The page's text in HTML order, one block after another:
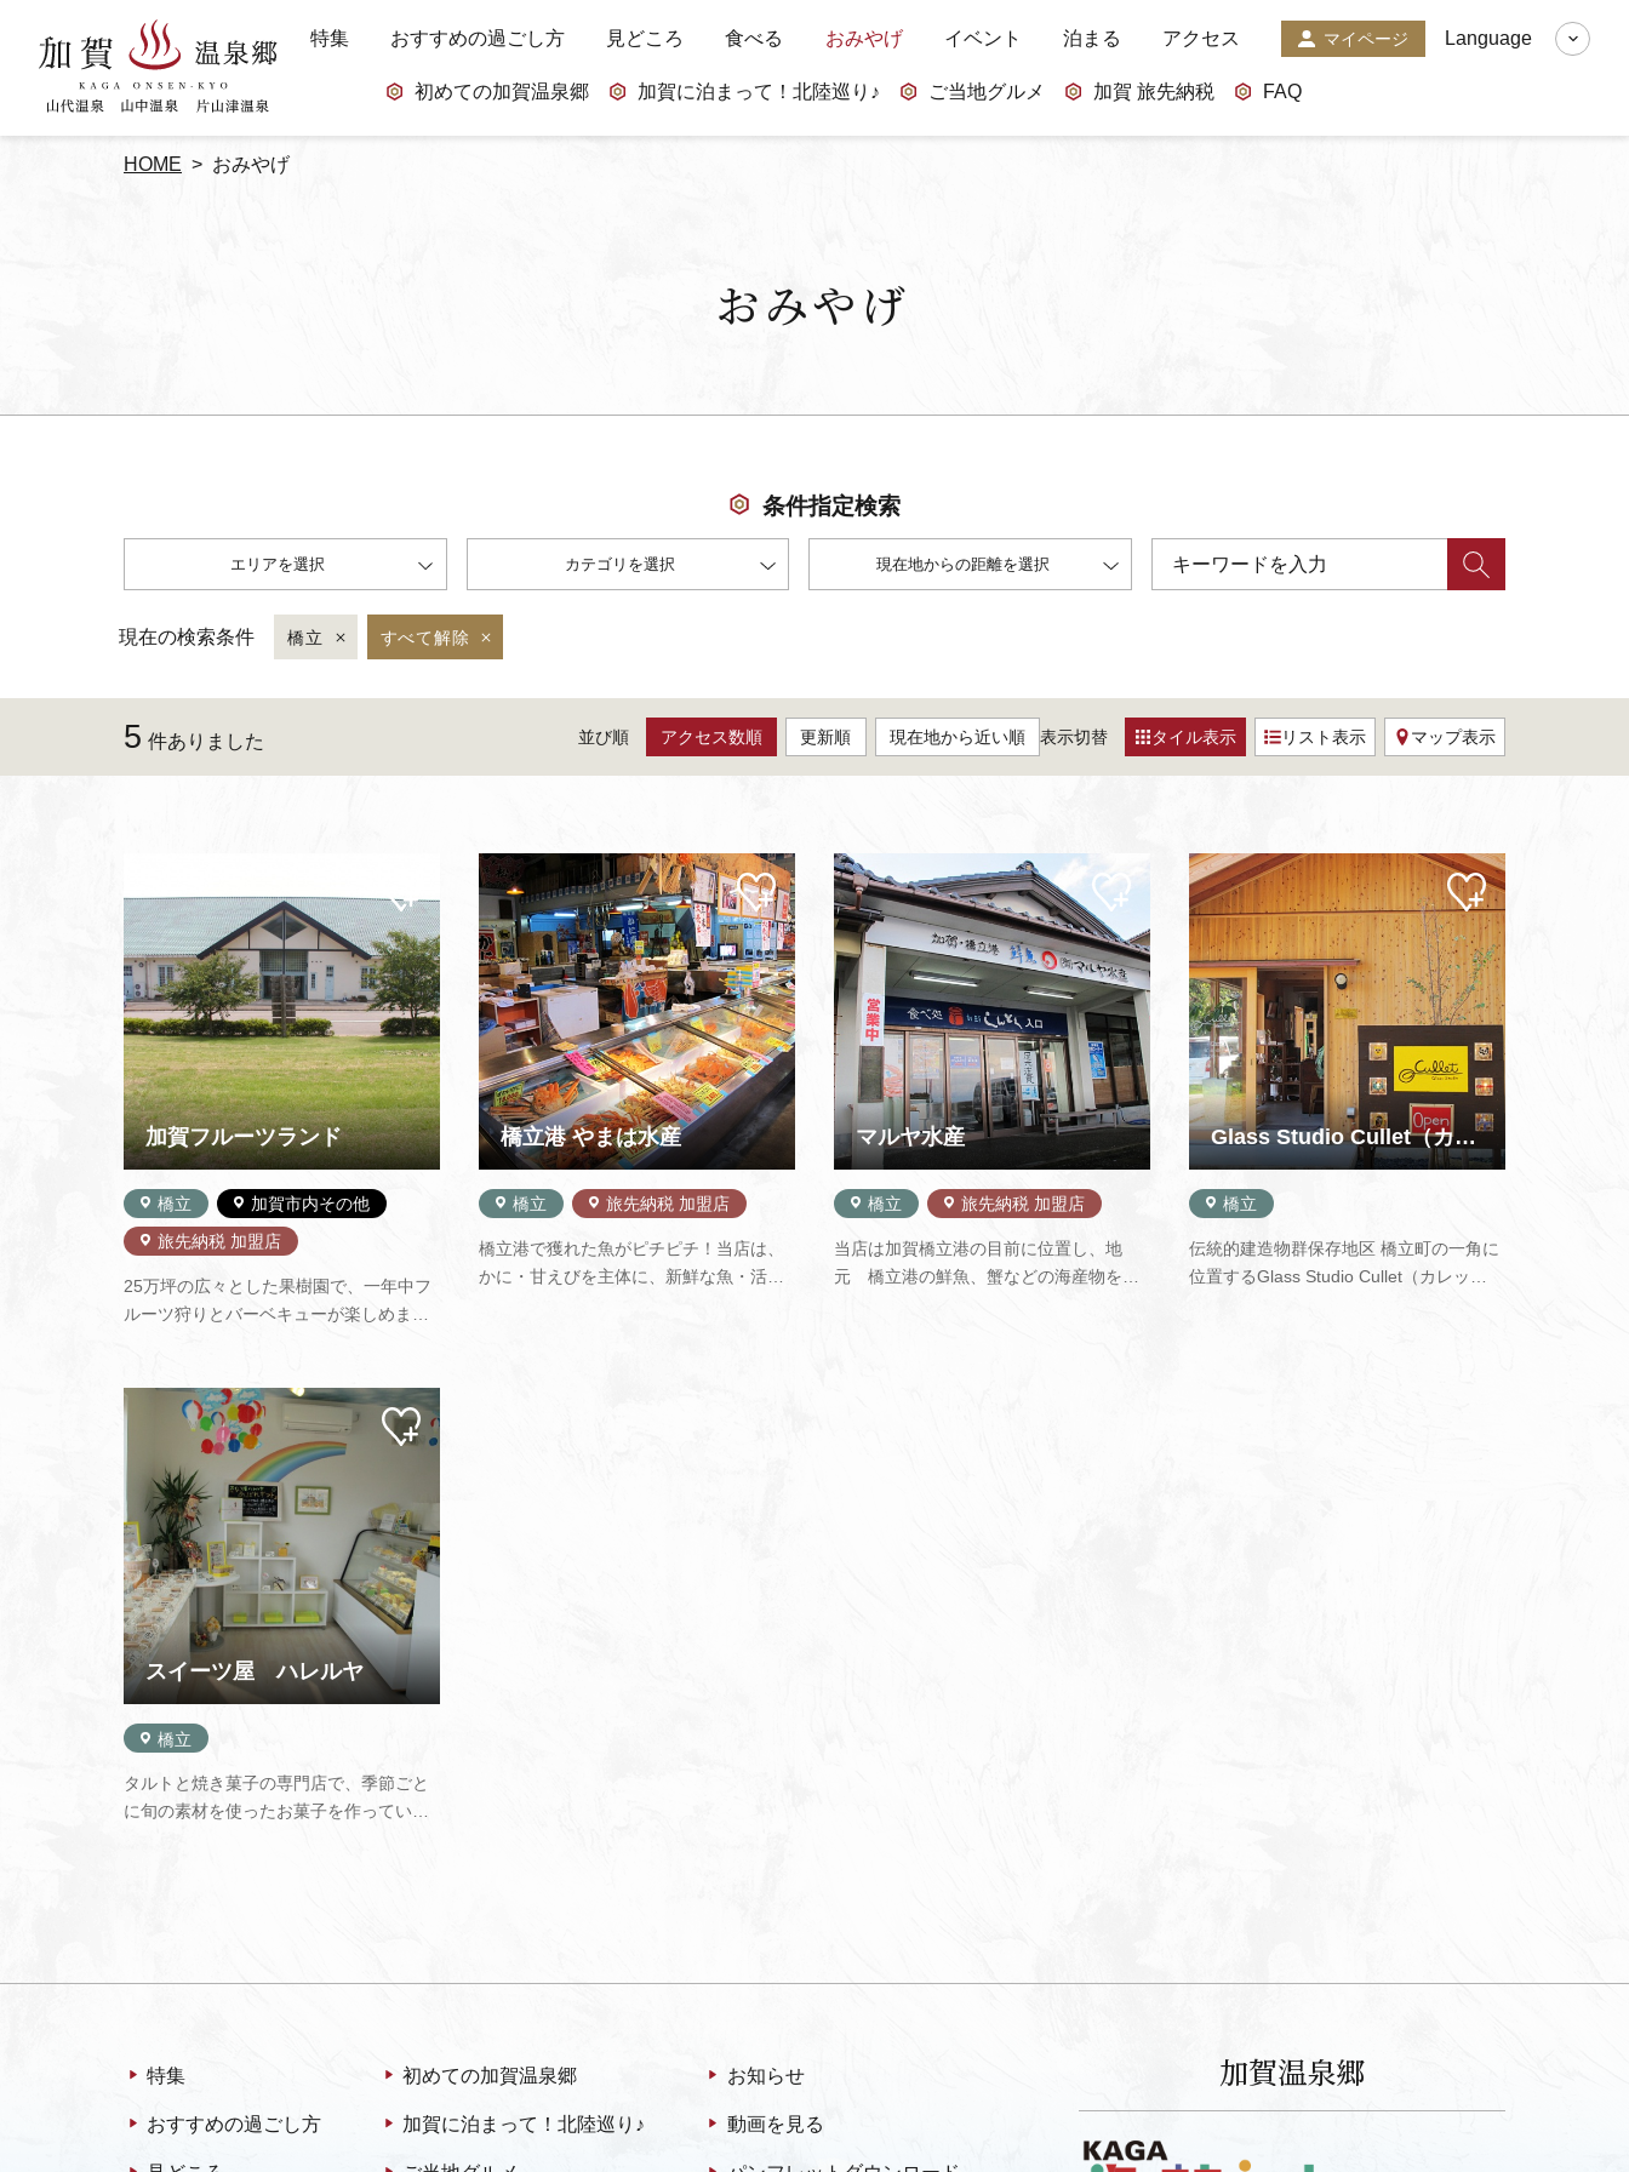
特集 おすすめの過ごし方 見どころ 食べる おみやげ イベント 泊まる アクセス マイページ
初めての加賀温泉郷 加賀に泊まって！北陸巡り♪ ご当地グルメ 加賀 旅先納税 FAQ
Language
HOME おみやげ
おみやげ
条件指定検索
エリアを選択 カテゴリを選択 現在地からの距離を選択
現在の検索条件 橋立 すべて解除
5 件ありました 並び順 アクセス数順 更新順 現在地から近い順 表示切替 タイル表示 リスト表示 マップ表示
加賀フルーツランド
橋立
加賀市内その他
旅先納税 加盟店
25万坪の広々とした果樹園で、一年中フ
ルーツ狩りとバーベキューが楽しめま
題です。ボリュームたっぷりのバーベキ
ューも好評です。お腹ごなしにパークゴ
ルフ18ホールのプレイもご利用できま…
ペー
ジに
追加
橋立港 やまは水産
橋立 旅先納税 加盟店
橋立港で獲れた魚がピチピチ！当店は、
かに・甘えびを主体に、新鮮な魚・活魚
マイ
ペー
ジに
追加
マルヤ水産
橋立 旅先納税 加盟店
当店は加賀橋立港の目前に位置し、地
元 橋立港の鮮魚、蟹などの海産物を中
マイ
ペー
ジに
追加
Glass Studio Cullet（カレット）
橋立
伝統的建造物群保存地区 橋立町の一角に
位置するGlass Studio Cullet（カレッ
マイ
ペー
ジに
追加
スイーツ屋 ハレルヤ
橋立
タルトと焼き菓子の専門店で、季節ごと
に旬の素材を使ったお菓子を作っていま
マイ
ペー
特集
おすすめの過ごし方
初めての加賀温泉郷
加賀に泊まって！北陸巡り♪
お知らせ
動画を見る
加賀温泉郷